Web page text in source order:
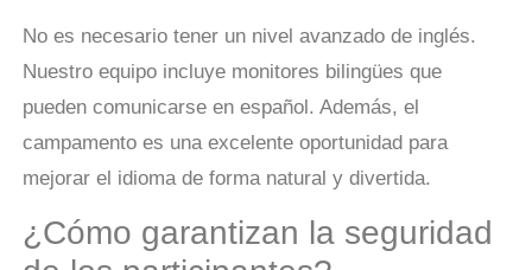
No es necesario tener un nivel avanzado de inglés.
Nuestro equipo incluye monitores bilingües que
pueden comunicarse en español. Además, el
campamento es una excelente oportunidad para
mejorar el idioma de forma natural y divertida.
¿Cómo garantizan la seguridad